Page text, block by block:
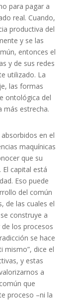
para pagar a
real. Cuando,
productiva del
y se las
entonces el
y de sus redes
utilizado. La
las formas
ontológica del
más estrecha.
en el
maquínicas
que su
El capital está
Eso puede
del común
de las cuales el
construye a
los procesos
se hace
mismo”, dice el
y estas
a
que
proceso –ni la